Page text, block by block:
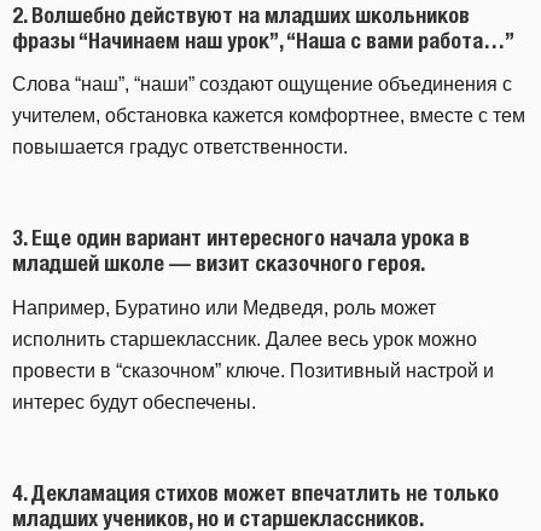
2.Волшебно действуют на младших школьников
фразы “Начинаем наш урок”, “Наша с вами работа…”
Слова “наш”, “наши” создают ощущение объединения с
учителем, обстановка кажется комфортнее, вместе с тем
повышается градус ответственности.
3.Еще один вариант интересного начала урока в
младшей школе — визит сказочного героя.
Например, Буратино или Медведя, роль может
исполнить старшеклассник. Далее весь урок можно
провести в “сказочном” ключе. Позитивный настрой и
интерес будут обеспечены.
4.Декламация стихов может впечатлить не только
младших учеников, но и старшеклассников.